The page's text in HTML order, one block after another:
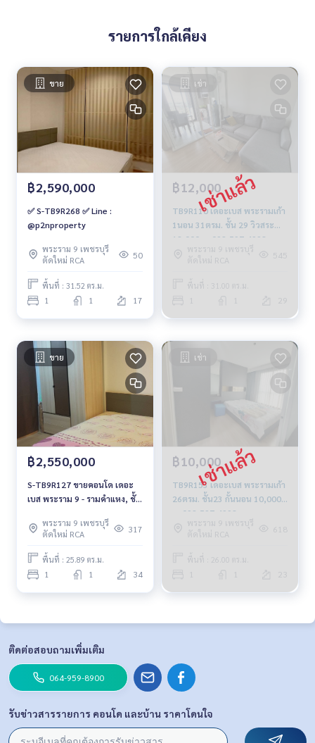
รายการใกล้เคียง
ขาย
฿2,590,000
✅ S-TB9R268 ✅ Line :
@p2nproperty
พระราม 9 เพชรบุรี
ตัดใหม่ RCA
50
พื้นที่ : 31.52 ตร.ม.
1 1 17
เช่า
฿12,000
TB9R110 เดอะเบส พระรามเก้า
1นอน 31ตรม. ชั้น 29 วิวสระ
12,000 บ. 092-597-4998
พระราม 9 เพชรบุรี
ตัดใหม่ RCA
545
พื้นที่ : 31.00 ตร.ม.
29
ขาย
฿2,550,000
S-TB9R127 ขายคอนโด เดอะ
เบส พระราม 9 - รามคำแหง, ชั้น
ล้าน 064-959-8900
พระราม 9 เพชรบุรี
ตัดใหม่ RCA
317
พื้นที่ : 25.89 ตร.ม.
1 1 34
เช่า
฿10,000
TB9R153 เดอะเบส พระรามเก้า
26ตรม. ชั้น23 กั้นนอน 10,000
บ. 092-597-4998
พระราม 9 เพชรบุรี
ตัดใหม่ RCA
618
พื้นที่ : 26.00 ตร.ม.
ติดต่อสอบถามเพิ่มเติม
064-959-8900
รับข่าวสารรายการ คอนโด และบ้าน ราคาโดนใจ